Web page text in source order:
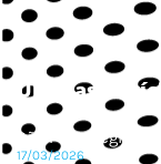
Últimas
São Paulo
17/03/2026